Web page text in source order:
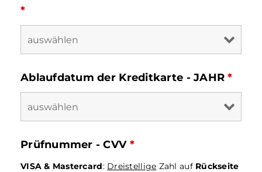
*
Ablaufdatum der Kreditkarte - JAHR*
Prüfnummer - CVV *
VISA & Mastercard: Dreistellige Zahl auf Rückseite